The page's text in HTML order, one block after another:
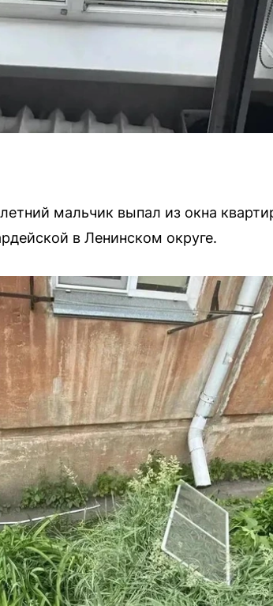
мальчик выпал из окна
в Ленинском округе.